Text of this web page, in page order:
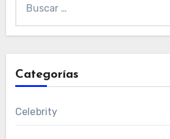
Categorías
Celebrity